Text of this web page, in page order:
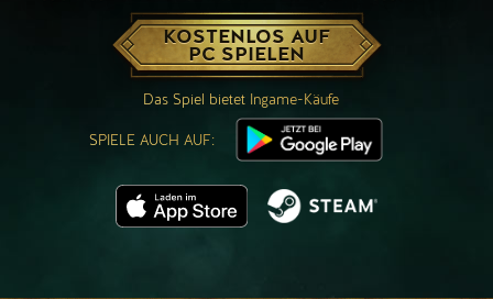
KOSTENLOS AUF
PC SPIELEN
Das Spiel bietet Ingame-Käufe
SPIELE AUCH AUF: